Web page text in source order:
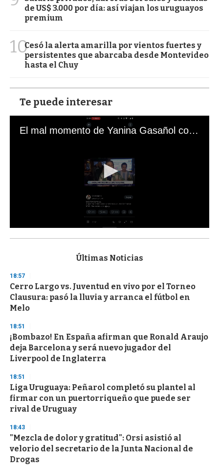
de US$ 3.000 por día: así viajan los uruguayos
premium
10Cesó la alerta amarilla por vientos fuertes y
persistentes que abarcaba desde Montevideo
hasta el Chuy
Te puede interesar
El mal momento de Yanina Gasañol con un hincha argentino en "Subrayado"
s
d
s
o
f
3
s
e
c
o
n
s
Últimas Noticias
18:57
Cerro Largo vs. Juventud en vivo por el Torneo
Clausura: pasó la lluvia y arranca el fútbol en
Melo
18:51
¡Bombazo! En España afirman que Ronald Araujo
deja Barcelona y será nuevo jugador del
Liverpool de Inglaterra
18:51
Liga Uruguaya: Peñarol completó su plantel al
firmar con un puertorriqueño que puede ser
rival de Uruguay
18:43
"Mezcla de dolor y gratitud": Orsi asistió al
velorio del secretario de la Junta Nacional de
Drogas